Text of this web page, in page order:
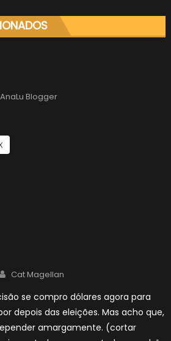
Author
AnaLu Blogger
Author
Cat Magellan
se compro dólares agora para
depois das eleições. Mas acho que,
amargamente. (cortar